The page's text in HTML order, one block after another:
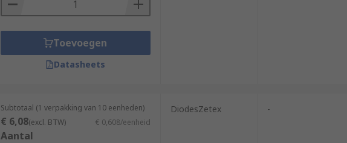
Toevoegen
Datasheets
Subtotaal (1 verpakking van 10 eenheden)
€ 6,08(excl. BTW) € 0,608/eenheid
Aantal
DiodesZetex -